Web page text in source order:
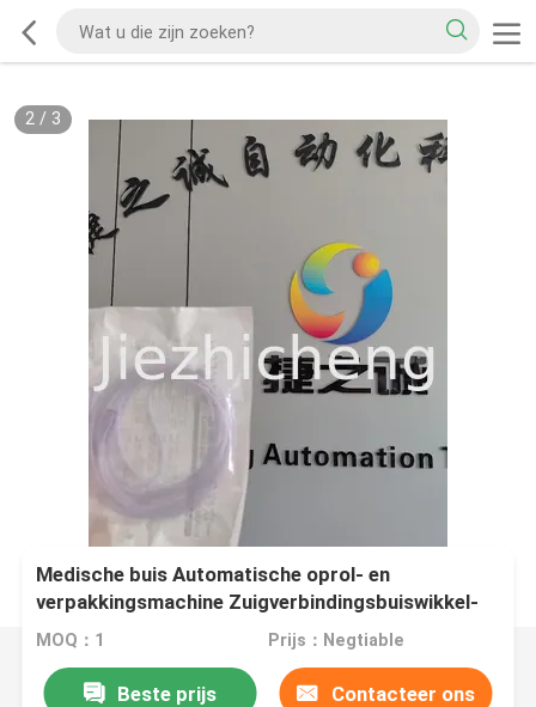
2/ 3
Medische buis Automatische oprol- en
verpakkingsmachine Zuigverbindingsbuiswikkel-
en verpakkingsapparatuur XYG001
MOQ：1 Prijs：Negtiable
Beste prijs Contacteer ons